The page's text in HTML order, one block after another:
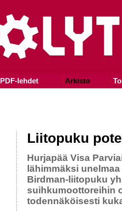
PDF-lehdet Arkisto
Liitopuku
Hurjapää Visa
lähimmäksi
Birdman-liitopuku
suihkumoottoreihin
todennäköisesti